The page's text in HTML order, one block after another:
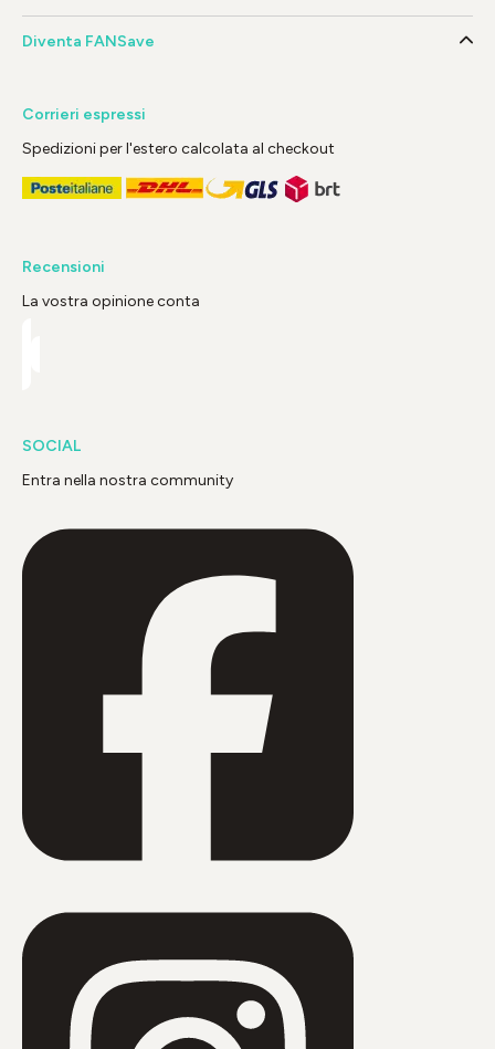
Diventa FANSave
Corrieri espressi
Spedizioni per l'estero calcolata al checkout
Recensioni
La vostra opinione conta
SOCIAL
Entra nella nostra community